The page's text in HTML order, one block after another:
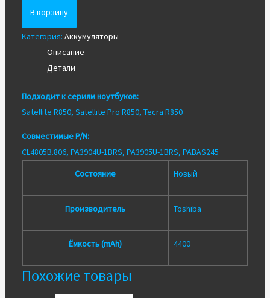
ноутбука
toshiba
R850
В корзину
Категория: Аккумуляторы
Описание
Детали
Подходит к сериям ноутбуков:
Satellite R850, Satellite Pro R850, Tecra R850
Совместимые P/N:
CL4805B.806, PA3904U-1BRS, PA3905U-1BRS, PABAS245
Состояние
Новый
Производитель Toshiba
Ёмкость (mAh) 4400
Похожие товары